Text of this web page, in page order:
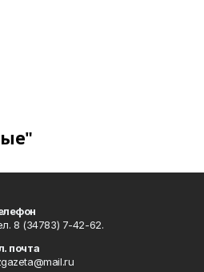
8 (34783) 7-42-62.
почта